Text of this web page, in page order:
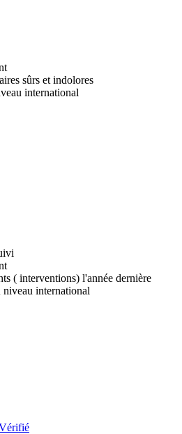
sûrs et indolores
international
( interventions) l'année dernière
international